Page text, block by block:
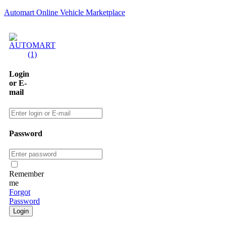
Automart Online Vehicle Marketplace
Login
or E-
mail
Password
Remember
me
Forgot
Password